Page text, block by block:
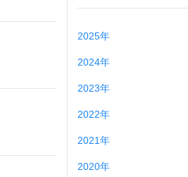
2025年
2024年
2023年
2022年
2021年
2020年